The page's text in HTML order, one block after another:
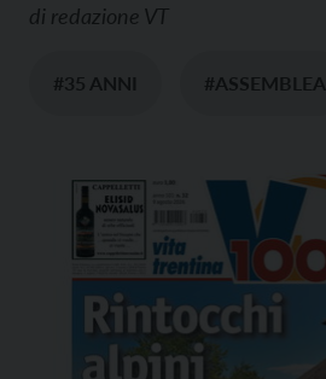
di redazione VT
#35 ANNI #ASSEMBLEA